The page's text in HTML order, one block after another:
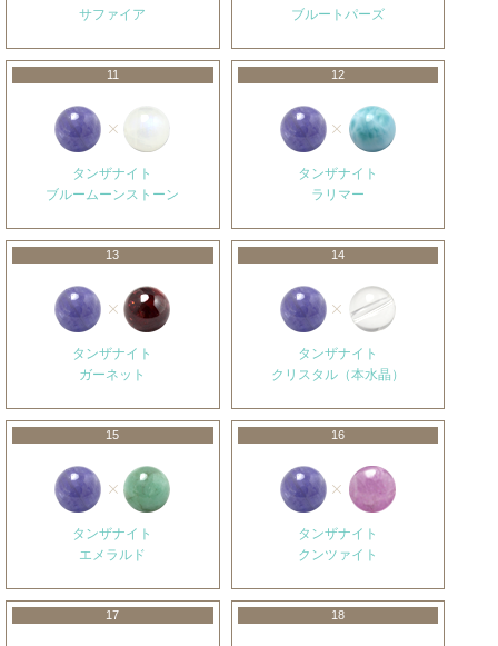
サファイア
ブルートパーズ
11
タンザナイト
ブルームーンストーン
12
タンザナイト
ラリマー
13
タンザナイト
ガーネット
14
タンザナイト
クリスタル（本水晶）
15
タンザナイト
エメラルド
16
タンザナイト
クンツァイト
17 18